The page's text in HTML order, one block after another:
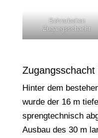
Bohrarbeiten
Zugangsschacht
Hinter dem
wurde der 16 m
sprengtechnisch
Ausbau des 30 m